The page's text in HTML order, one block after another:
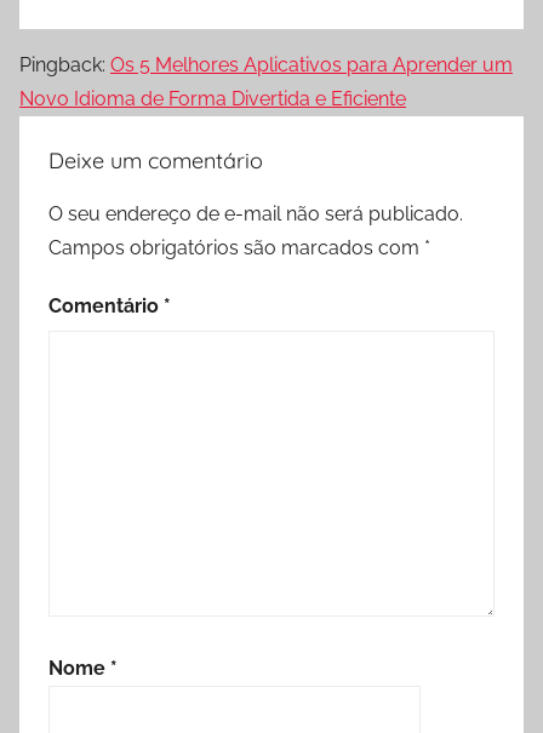
Pingback: Os 5 Melhores Aplicativos para Aprender um
Novo Idioma de Forma Divertida e Eficiente
Deixe um comentário
O seu endereço de e-mail não será publicado.
Campos obrigatórios são marcados com *
Comentário *
Nome *